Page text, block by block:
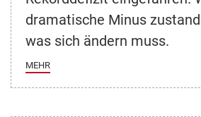
dramatische Minus
was sich ändern muss.
MEHR